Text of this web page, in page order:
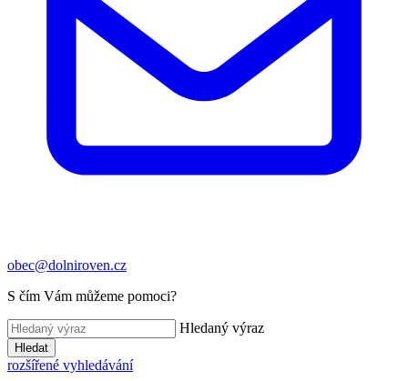
obec@dolniroven.cz
S čím Vám můžeme pomoci?
Hledaný výraz
Hledat
rozšířené vyhledávání